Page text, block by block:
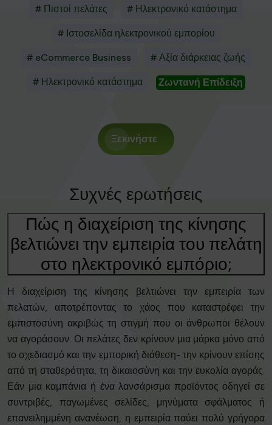
# Πιστοί πελάτες # Ηλεκτρονικό κατάστημα
# Ιστοσελίδα ηλεκτρονικού εμπορίου
# eCommerce Business # Αξία διάρκειας ζωής
# Ηλεκτρονικό κατάστημα Ζωντανή Επίδειξη
Ξεκινήστε
Συχνές ερωτήσεις
Πώς η διαχείριση της κίνησης
βελτιώνει την εμπειρία του πελάτη
στο ηλεκτρονικό εμπόριο;
Η διαχείριση της κίνησης βελτιώνει την εμπειρία των
πελατών, αποτρέποντας το χάος που καταστρέφει την
εμπιστοσύνη ακριβώς τη στιγμή που οι άνθρωποι θέλουν
να αγοράσουν. Οι πελάτες δεν κρίνουν μια μάρκα μόνο από
το σχεδιασμό και την εμπορική διάθεση- την κρίνουν επίσης
από τη σταθερότητα, τη δικαιοσύνη και την ευκολία αγοράς.
Εάν μια καμπάνια ή ένα λανσάρισμα προϊόντος οδηγεί σε
συντριβές, παγωμένες σελίδες, μηνύματα σφάλματος ή
επανειλημμένη ανανέωση, η εμπειρία παύει πολύ γρήγορα